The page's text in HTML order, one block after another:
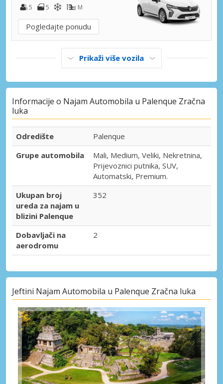
5
5 M
Pogledajte ponudu
Prikaži više vozila
Informacije o Najam Automobila u Palenque Zračna
luka
Odredište
Palenque
Grupe automobila
Mali, Medium, Veliki, Nekretnina,
Prijevoznici putnika, SUV,
Automatski, Premium.
Ukupan broj
ureda za najam u
blizini Palenque
352
Dobavljači na
aerodromu
2
Jeftini Najam Automobila u Palenque Zračna luka